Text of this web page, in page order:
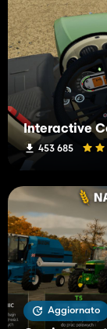
Interactive
453 685
Aggiornato